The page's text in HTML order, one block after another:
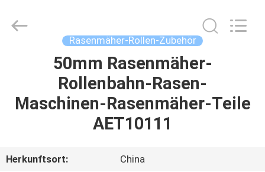
PRODUKTE
UNS
Trading
Rasenmäher-Rollen-Zubehör
50mm Rasenmäher-
Rollenbahn-Rasen-
Maschinen-Rasenmäher-Teile
AET10111
Herkunftsort:
China